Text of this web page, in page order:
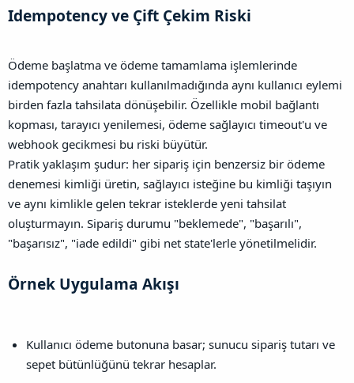
Idempotency ve Çift Çekim Riski​
Ödeme başlatma ve ödeme tamamlama işlemlerinde
idempotency anahtarı kullanılmadığında aynı kullanıcı eylemi
birden fazla tahsilata dönüşebilir. Özellikle mobil bağlantı
kopması, tarayıcı yenilemesi, ödeme sağlayıcı timeout'u ve
webhook gecikmesi bu riski büyütür.
Pratik yaklaşım şudur: her sipariş için benzersiz bir ödeme
denemesi kimliği üretin, sağlayıcı isteğine bu kimliği taşıyın
ve aynı kimlikle gelen tekrar isteklerde yeni tahsilat
oluşturmayın. Sipariş durumu "beklemede", "başarılı",
"başarısız", "iade edildi" gibi net state'lerle yönetilmelidir.
Örnek Uygulama Akışı​
Kullanıcı ödeme butonuna basar; sunucu sipariş tutarı ve
sepet bütünlüğünü tekrar hesaplar.